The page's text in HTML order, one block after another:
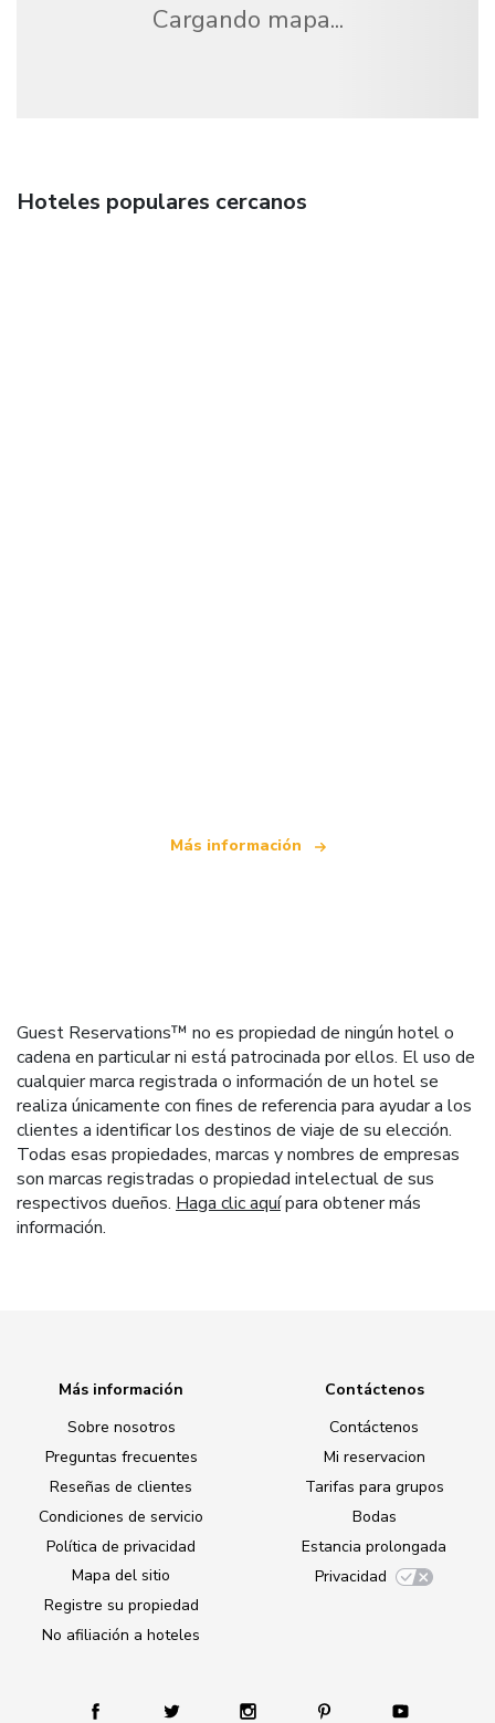
Cargando mapa...
Hoteles populares cercanos
Más información
Guest Reservations™ no es propiedad de ningún hotel o
cadena en particular ni está patrocinada por ellos. El uso de
cualquier marca registrada o información de un hotel se
realiza únicamente con fines de referencia para ayudar a los
clientes a identificar los destinos de viaje de su elección.
Todas esas propiedades, marcas y nombres de empresas
son marcas registradas o propiedad intelectual de sus
respectivos dueños. Haga clic aquípara obtener más
información.
Más información
Sobre nosotros
Preguntas frecuentes
Reseñas de clientes
Condiciones de servicio
Política de privacidad
Mapa del sitio
Registre su propiedad
No afiliación a hoteles
Contáctenos
Contáctenos
Mi reservacion
Tarifas para grupos
Bodas
Estancia prolongada
Privacidad